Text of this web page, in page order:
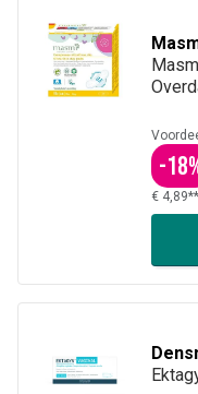
-18
€ 4,89**